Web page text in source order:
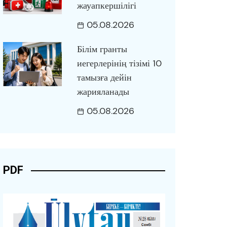
жауапкершілігі
05.08.2026
Білім гранты
иегерлерінің тізімі 10
тамызға дейін
жарияланады
05.08.2026
PDF